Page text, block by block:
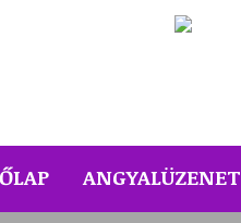
(CURRENT)
ANGYALÜZENET